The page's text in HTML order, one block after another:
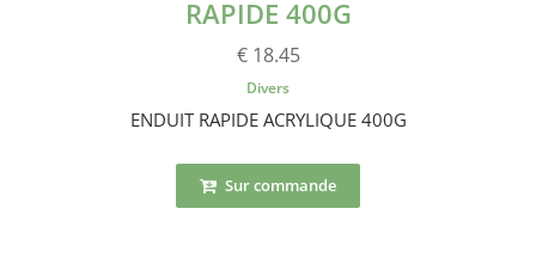
RAPIDE 400G
€ 18.45
Divers
ENDUIT RAPIDE ACRYLIQUE 400G
Sur commande